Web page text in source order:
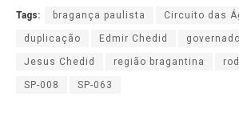
Tags: bragança paulista Circuito das
duplicação Edmir Chedid
Jesus Chedid região bragantina
SP-008 SP-063